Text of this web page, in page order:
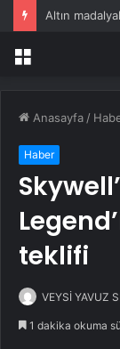
Menü
Anasayfa /
Haber
teklifi
VEYSİ YAVUZ
1 dakika okuma